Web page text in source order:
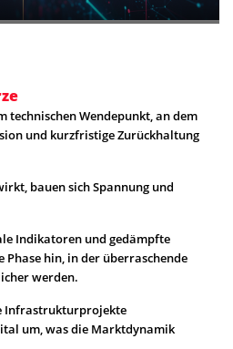
technischen Wendepunkt, an dem
und kurzfristige Zurückhaltung
bauen sich Spannung und
Indikatoren und gedämpfte
Phase hin, in der überraschende
werden.
Infrastrukturprojekte
um, was die Marktdynamik